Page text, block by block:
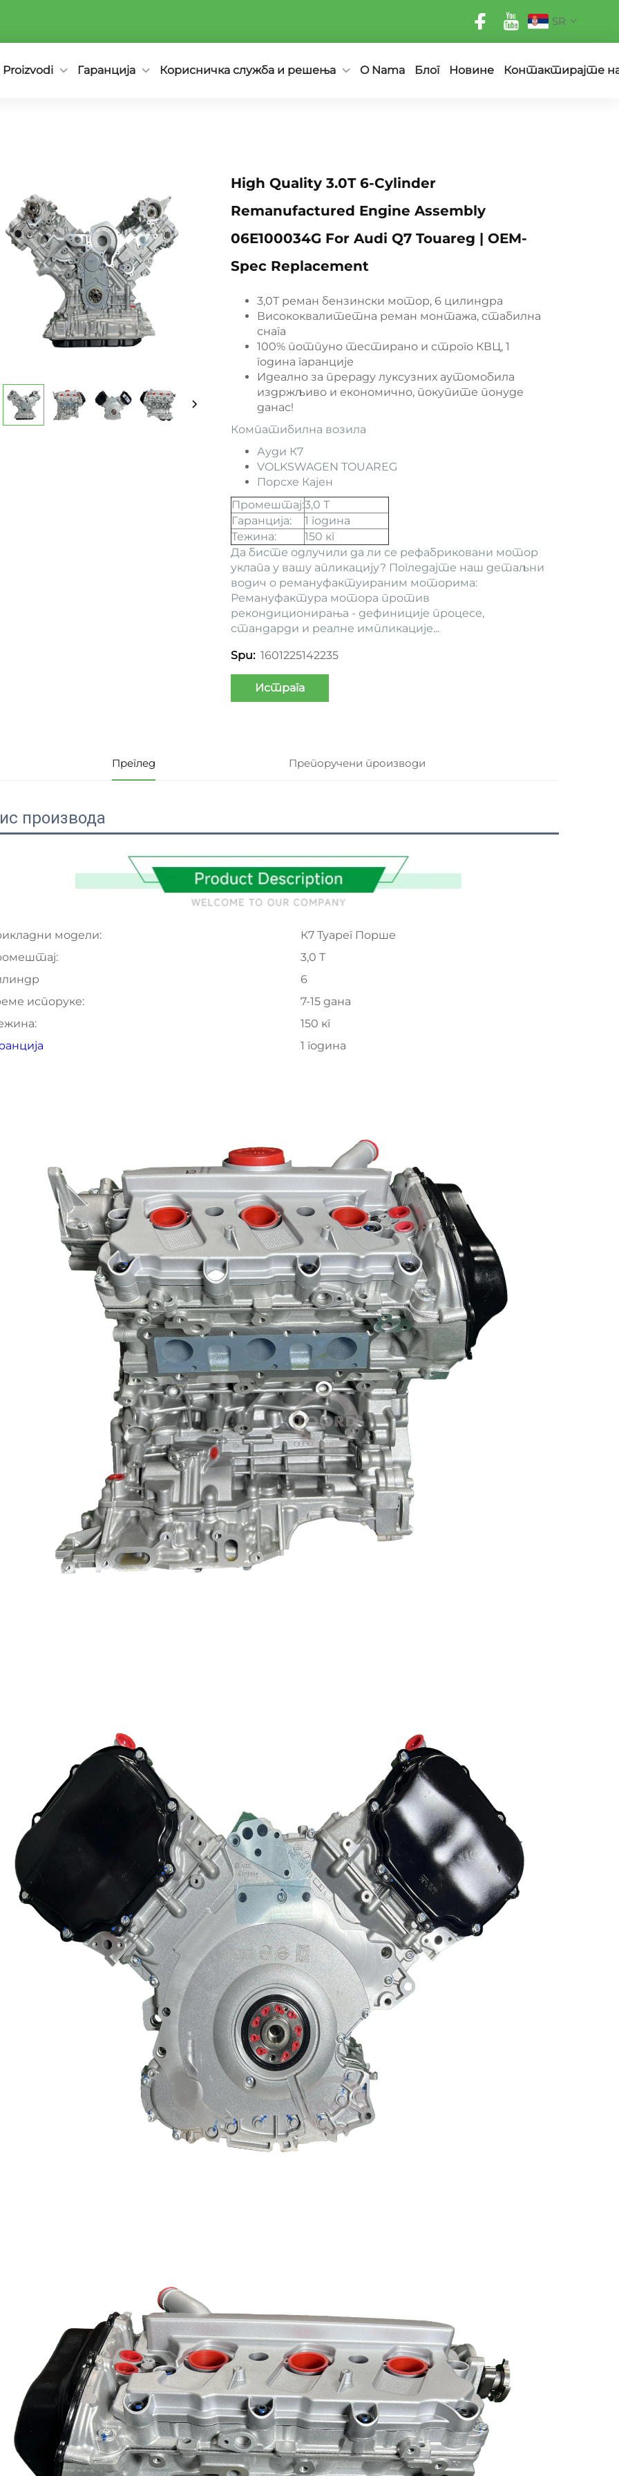
SR
Proizvodi Гаранција Корисничка служба и решења O Nama Блог Новине Контактирајте
High Quality 3.0T 6-Cylinder
Remanufactured Engine Assembly
06E100034G For Audi Q7 Touareg | OEM-
Spec Replacement
3,0Т реман бензински мотор, 6 цилиндра
Висококвалитетна реман монтажа, стабилна
снага
100% потпуно тестирано и строго КВЦ, 1
година гаранције
Идеално за прераду луксузних аутомобила
издржљиво и економично, покупите понуде
данас!
Компатибилна возила
Ауди К7
VOLKSWAGEN TOUAREG
Порсхе Кајен
Промештај:3,0 Т
Гаранција:
1 година
Тежина:
150 кг
Да бисте одлучили да ли се рефабриковани мотор
уклапа у вашу апликацију? Погледајте наш детаљни
водич о ремануфактуираним моторима:
Ремануфактура мотора против
рекондиционирања - дефиниције процесе,
стандарди и реалне импликације...
Spu: 1601225142235
Истрага
Преглед Препоручени производи
производа
модели:
К7 Туарег Порше
3,0 Т
6
испоруке:
7-15 дана
150 кг
1 година